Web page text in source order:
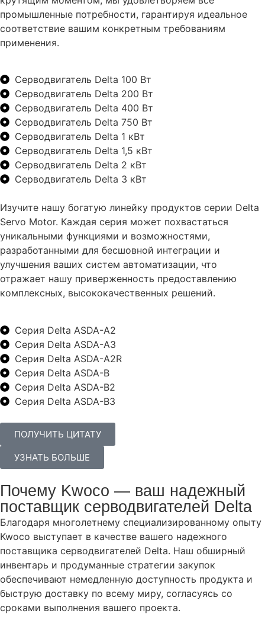
промышленные потребности, гарантируя идеальное
соответствие вашим конкретным требованиям
применения.
Серводвигатель Delta 100 Вт
Серводвигатель Delta 200 Вт
Серводвигатель Delta 400 Вт
Серводвигатель Delta 750 Вт
Серводвигатель Delta 1 кВт
Серводвигатель Delta 1,5 кВт
Серводвигатель Delta 2 кВт
Серводвигатель Delta 3 кВт
Изучите нашу богатую линейку продуктов серии Delta
Servo Motor. Каждая серия может похвастаться
уникальными функциями и возможностями,
разработанными для бесшовной интеграции и
улучшения ваших систем автоматизации, что
отражает нашу приверженность предоставлению
комплексных, высококачественных решений.
Серия Delta ASDA-A2
Серия Delta ASDA-A3
Серия Delta ASDA-A2R
Серия Delta ASDA-B
Серия Delta ASDA-B2
Серия Delta ASDA-B3
ПОЛУЧИТЬ ЦИТАТУ
УЗНАТЬ БОЛЬШЕ
Почему Kwoco — ваш надежный
поставщик серводвигателей Delta
Благодаря многолетнему специализированному опыту
Kwoco выступает в качестве вашего надежного
поставщика серводвигателей Delta. Наш обширный
инвентарь и продуманные стратегии закупок
обеспечивают немедленную доступность продукта и
быструю доставку по всему миру, согласуясь со
сроками выполнения вашего проекта.